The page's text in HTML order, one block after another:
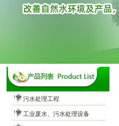
污水处理工程
工业废水、污水处理设备